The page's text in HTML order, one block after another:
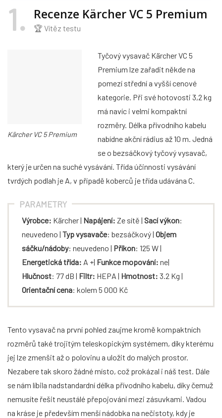
1 Recenze Kärcher VC 5 Premium
🏆 Vítěz testu
Kärcher VC 5 Premium
Tyčový vysavač Kärcher VC 5
Premium lze zařadit někde na
pomezí střední a vyšší cenové
kategorie. Při své hotovosti 3,2 kg
má navíc i velmi kompaktní
rozměry. Délka přívodního kabelu
nabídne akční rádius až 10 m. Jedná
se o bezsáčkový tyčový vysavač,
který je určen na suché vysávání. Třída účinnosti vysávání
tvrdých podlah je A, v případě koberců je třída udávána C.
PARAMETRY
Výrobce: Kärcher| Napájení: Ze sítě | Sací výkon:
neuvedeno | Typ vysavače: bezsáčkový | Objem
sáčku/nádoby: neuvedeno | Příkon: 125 W |
Energetická třída: A +| Funkce mopování: ne|
Hlučnost: 77 dB | Filtr: HEPA | Hmotnost: 3.2 Kg |
Orientačnícena: kolem 5 000 Kč
Tento vysavač na první pohled zaujme kromě kompaktních
rozměrů také trojitým teleskopickým systémem, díky kterému
jej lze zmenšit až o polovinu a uložit do malých prostor.
Nezabere tak skoro žádné místo, což prokázal i náš test. Dále
se nám líbila nadstandardní délka přívodního kabelu, díky čemuž
nemusíte řešit neustálé přepojování mezi zásuvkami. Vadou
na kráse je především menší nádobka na nečistoty, kdy je